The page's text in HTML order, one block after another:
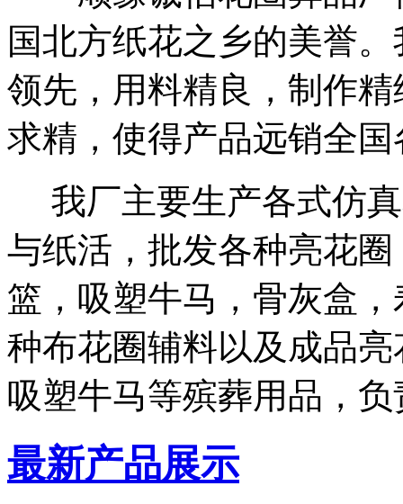
国北方纸花之乡的美誉
领先，用料精良，制作
求精，使得产品远销全
我厂主要生产各式仿
与纸活，批发各种亮花
篮，吸塑牛马，骨灰盒
种布花圈辅料以及成品
吸塑牛马等殡葬用品，
最新产品展示